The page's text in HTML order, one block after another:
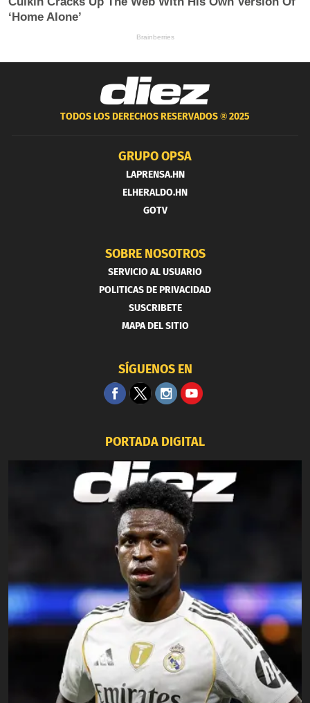
TODOS LOS DERECHOS RESERVADOS ®2025
GRUPO OPSA
LAPRENSA.HN
ELHERALDO.HN
GOTV
SOBRE NOSOTROS
SERVICIO AL USUARIO
POLITICAS DE PRIVACIDAD
SUSCRIBETE
MAPA DEL SITIO
SÍGUENOS EN
PORTADA DIGITAL